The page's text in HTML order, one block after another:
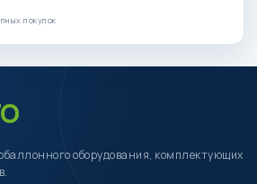
покупок
оборудования, комплектующих